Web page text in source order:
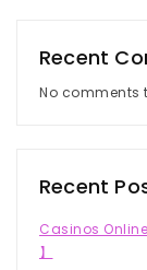
Recent
No comments
Recent
Casinos
】